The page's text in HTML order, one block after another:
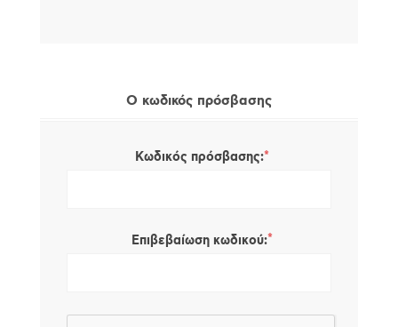
Ο κωδικός πρόσβασης
Κωδικός πρόσβασης:*
Επιβεβαίωση κωδικού:*